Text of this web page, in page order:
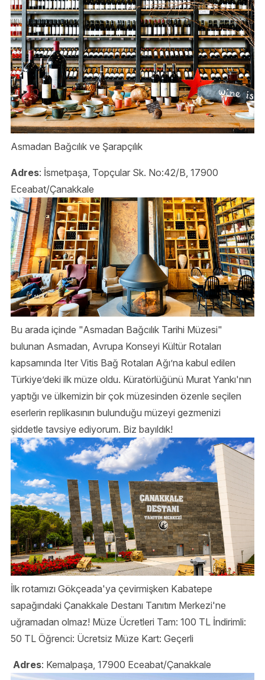
Asmadan Bağcılık ve Şarapçılık
Adres: İsmetpaşa, Topçular Sk. No:42/B, 17900
Eceabat/Çanakkale
Bu arada içinde "Asmadan Bağcılık Tarihi Müzesi"
bulunan Asmadan, Avrupa Konseyi Kültür Rotaları
kapsamında Iter Vitis Bağ Rotaları Ağı’na kabul edilen
Türkiye’deki ilk müze oldu. Küratörlüğünü Murat Yankı'nın
yaptığı ve ülkemizin bir çok müzesinden özenle seçilen
eserlerin replikasının bulunduğu müzeyi gezmenizi
şiddetle tavsiye ediyorum. Biz bayıldık!
İlk rotamızı Gökçeada'ya çevirmişken Kabatepe
sapağındaki Çanakkale Destanı Tanıtım Merkezi'ne
uğramadan olmaz! Müze Ücretleri Tam: 100 TL İndirimli:
50 TL Öğrenci: Ücretsiz Müze Kart: Geçerli
Adres: Kemalpaşa, 17900 Eceabat/Çanakkale